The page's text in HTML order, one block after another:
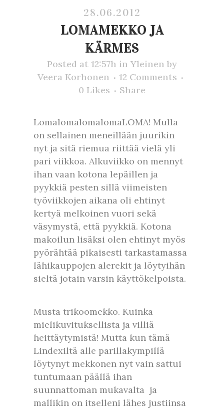
28.06.2012
LOMAMEKKO JA
KÄRMES
Posted at 12:57h in Yleinen by
Veera Korhonen
12 Comments
0 Likes Share
LomalomalomalomaLOMA! Mulla
on sellainen meneillään juurikin
nyt ja sitä riemua riittää vielä yli
pari viikkoa. Alkuviikko on mennyt
ihan vaan kotona lepäillen ja
pyykkiä pesten sillä viimeisten
työviikkojen aikana oli ehtinyt
kertyä melkoinen vuori sekä
väsymystä, että pyykkiä. Kotona
makoilun lisäksi olen ehtinyt myös
pyörähtää pikaisesti tarkastamassa
lähikauppojen alerekit ja löytyihän
sieltä jotain varsin käyttökelpoista.
Musta trikoomekko. Kuinka
mielikuvituksellista ja villiä
heittäytymistä! Mutta kun tämä
Lindexiltä alle parillakympillä
löytynyt mekkonen nyt vain sattui
tuntumaan päällä ihan
suunnattoman mukavalta ja
mallikin on itselleni lähes justiinsa